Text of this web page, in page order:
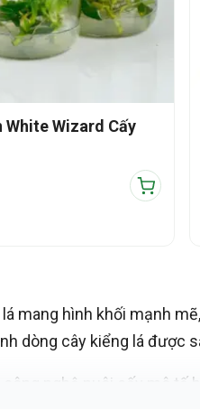
Wizard Cấy
mang hình khối mạnh
dòng cây kiểng lá được
nghệ nuôi cấy mô tế